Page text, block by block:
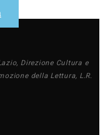
Direzione Cultura e
della Lettura, L.R.